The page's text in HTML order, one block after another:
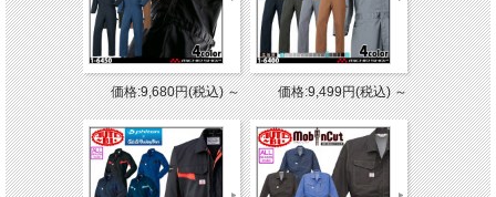
価格:9,680円(税込)～ 価格:9,499円(税込)～